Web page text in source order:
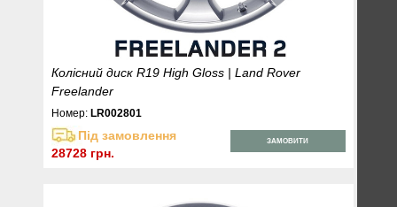
Колісний диск R19 High Gloss | Land Rover
Freelander
Номер:LR002801
Під замовлення
28728 грн.
ЗАМОВИТИ